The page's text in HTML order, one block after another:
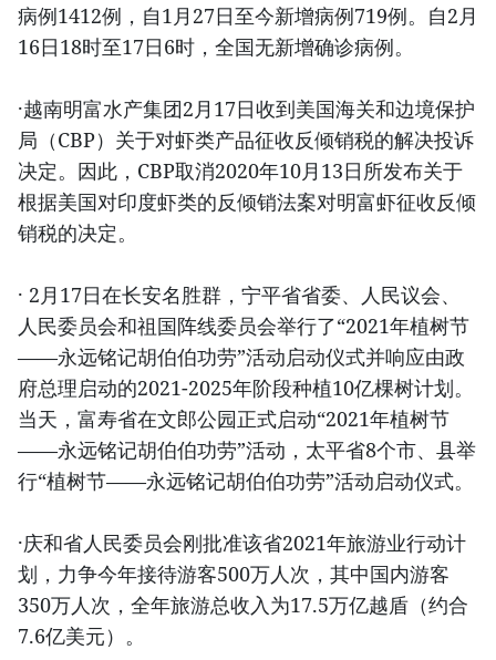
病例1412例，自1月27日至今新增病例719例。自2月
16日18时至17日6时，全国无新增确诊病例。
·越南明富水产集团2月17日收到美国海关和边境保护
局（CBP）关于对虾类产品征收反倾销税的解决投诉
决定。因此，CBP取消2020年10月13日所发布关于
根据美国对印度虾类的反倾销法案对明富虾征收反倾
销税的决定。
· 2月17日在长安名胜群，宁平省省委、人民议会、
人民委员会和祖国阵线委员会举行了“2021年植树节
——永远铭记胡伯伯功劳”活动启动仪式并响应由政
府总理启动的2021-2025年阶段种植10亿棵树计划。
当天，富寿省在文郎公园正式启动“2021年植树节
——永远铭记胡伯伯功劳”活动，太平省8个市、县举
行“植树节——永远铭记胡伯伯功劳”活动启动仪式。
·庆和省人民委员会刚批准该省2021年旅游业行动计
划，力争今年接待游客500万人次，其中国内游客
350万人次，全年旅游总收入为17.5万亿越盾（约合
7.6亿美元）。